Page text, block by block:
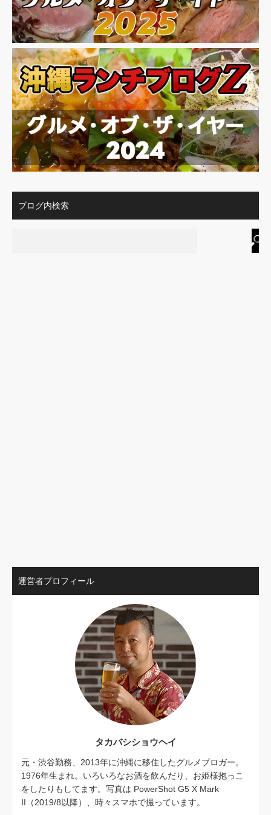
ブログ内検索
運営者プロフィール
タカバシショウヘイ
元・渋谷勤務、2013年に沖縄に移住したグルメブロガー。
1976年生まれ。いろいろなお酒を飲んだり、お姫様抱っこ
をしたりもしてます。写真は PowerShot G5 X Mark
II（2019/8以降）、時々スマホで撮っています。